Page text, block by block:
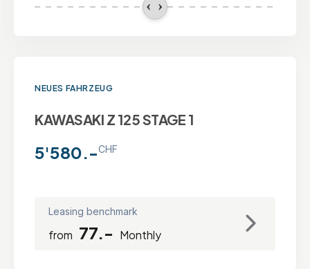
NEUES FAHRZEUG
KAWASAKI Z 125 STAGE 1
5'580.-CHF
Leasing benchmark
from 77.- Monthly